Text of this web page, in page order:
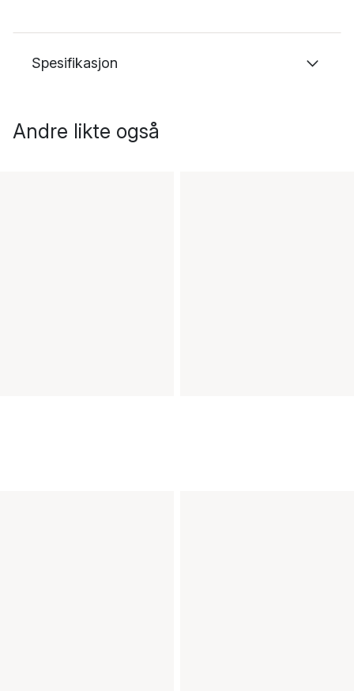
Spesifikasjon
Andre likte også